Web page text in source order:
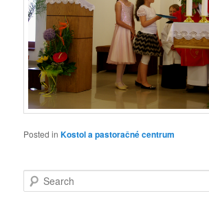
Posted in Kostol a pastoračné centrum
Search